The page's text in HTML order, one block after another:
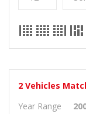
2 Vehicles
Year Range